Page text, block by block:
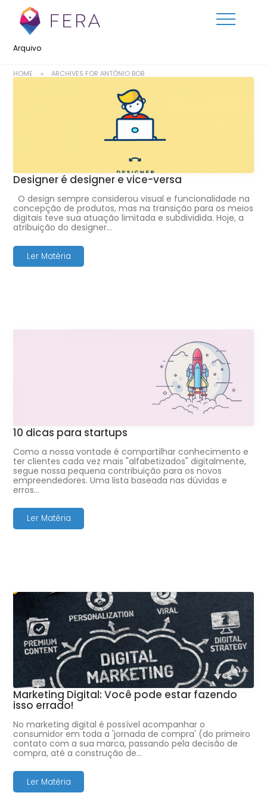
Arquivo
HOME » ARCHIVES FOR ANTÔNIO BOB
Designer é designer e vice-versa
O design sempre considerou visual e funcionalidade na
concepção de produtos, mas na transição para os meios
digitais teve sua atuação limitada e subdividida. Hoje, a
atribuição do designer…
Ler Matéria
10 dicas para startups
Como a nossa vontade é compartilhar conhecimento e
ter clientes cada vez mais "alfabetizados" digitalmente,
segue nossa pequena contribuição para os novos
empreendedores. Uma lista baseada nas dúvidas e
erros…
Ler Matéria
Marketing Digital: Você pode estar fazendo
isso errado!
No marketing digital é possível acompanhar o
consumidor em toda a 'jornada de compra' (do primeiro
contato com a sua marca, passando pela decisão de
compra, até a construção de…
Ler Matéria